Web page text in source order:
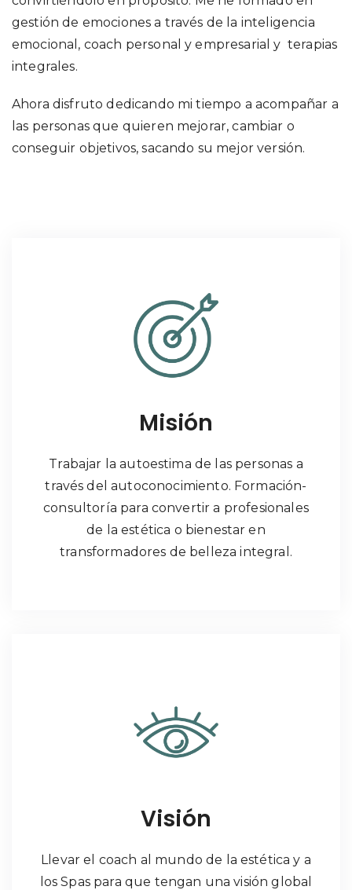
gestión de emociones a través de la inteligencia
emocional, coach personal y empresarial y terapias
integrales.
Ahora disfruto dedicando mi tiempo a acompañar a
las personas que quieren mejorar, cambiar o
conseguir objetivos, sacando su mejor versión.
Misión
Trabajar la autoestima de las personas a
través del autoconocimiento. Formación-
consultoría para convertir a profesionales
de la estética o bienestar en
transformadores de belleza integral.
Visión
Llevar el coach al mundo de la estética y a
los Spas para que tengan una visión global